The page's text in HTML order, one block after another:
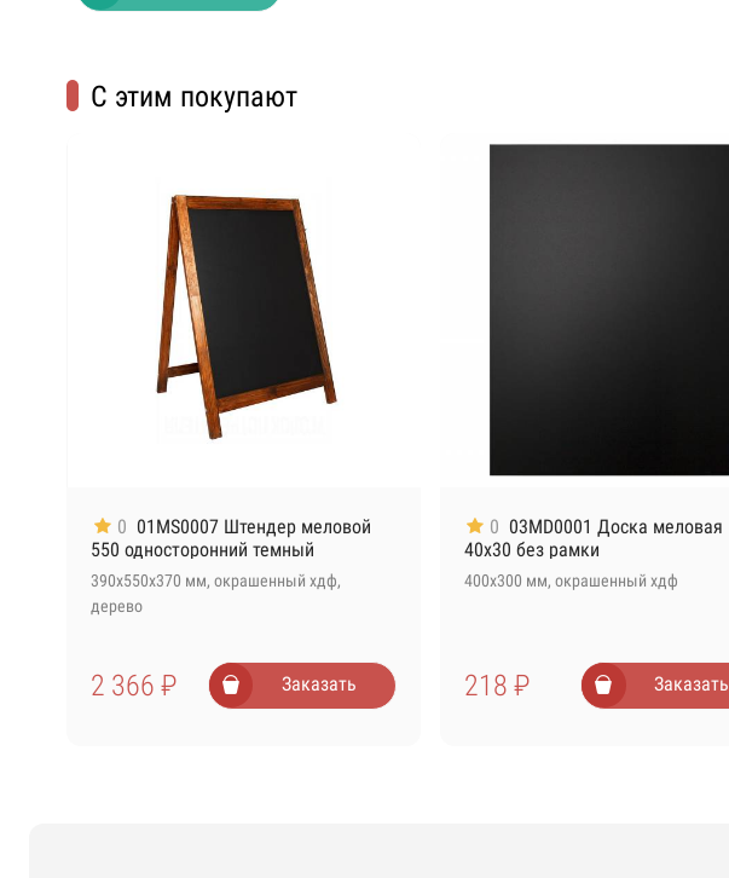
С этим покупают
0 01MS0007 Штендер меловой
550 односторонний темный
390х550х370 мм, окрашенный хдф,
дерево
2 366 ₽ Заказать
0 03MD0001 Доска меловая
40х30 без рамки
400х300 мм, окрашенный хдф
218 ₽ Заказать